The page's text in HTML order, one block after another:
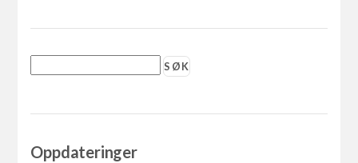
Oppdateringer